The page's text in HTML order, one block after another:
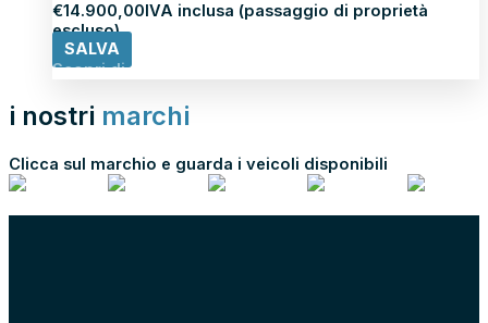
€14.900,00IVA inclusa (passaggio di proprietà
escluso)
SALVA
Scopri di più
i nostri marchi
Clicca sul marchio e guarda i veicoli disponibili